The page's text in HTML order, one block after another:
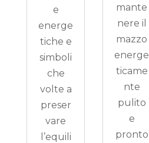
e
energe
tiche e
simboli
che
volte a
preser
vare
l’equili
mante
nere il
mazzo
energe
ticame
nte
pulito
e
pronto